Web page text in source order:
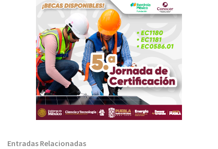
Entradas Relacionadas